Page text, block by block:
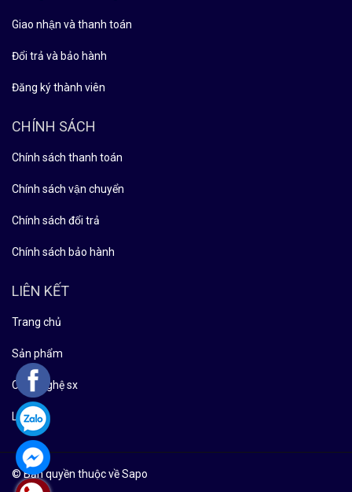
Giao nhận và thanh toán
Đổi trả và bảo hành
Đăng ký thành viên
CHÍNH SÁCH
Chính sách thanh toán
Chính sách vận chuyển
Chính sách đổi trả
Chính sách bảo hành
LIÊN KẾT
Trang chủ
Sản phẩm
Công nghệ sx
Liên hệ
© Bản quyền thuộc về Sapo